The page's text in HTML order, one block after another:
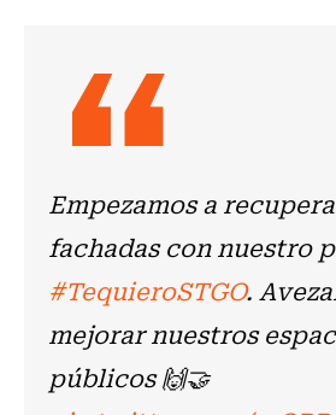
Empezamos a
fachadas con nuestro
#TequieroSTGO.
mejorar nuestros
públicos 🙌🤝